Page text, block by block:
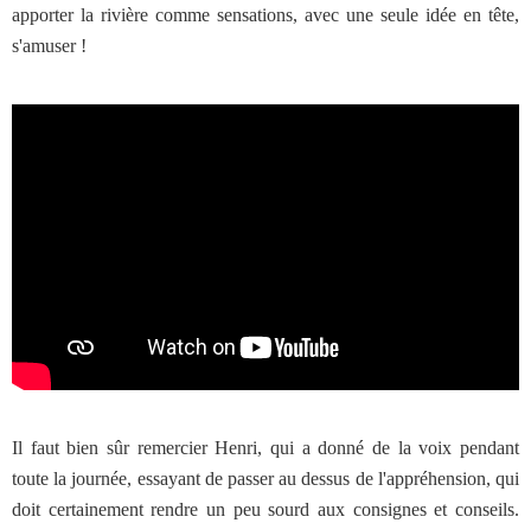
apporter la rivière comme sensations, avec une seule idée en tête,
s'amuser !
Il faut bien sûr remercier Henri, qui a donné de la voix pendant
toute la journée, essayant de passer au dessus de l'appréhension, qui
doit certainement rendre un peu sourd aux consignes et conseils.